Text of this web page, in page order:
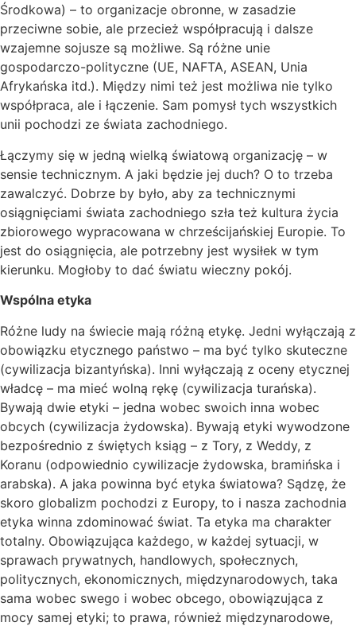
Środkowa) – to organizacje obronne, w zasadzie
przeciwne sobie, ale przecież współpracują i dalsze
wzajemne sojusze są możliwe. Są różne unie
gospodarczo-polityczne (UE, NAFTA, ASEAN, Unia
Afrykańska itd.). Między nimi też jest możliwa nie tylko
współpraca, ale i łączenie. Sam pomysł tych wszystkich
unii pochodzi ze świata zachodniego.
Łączymy się w jedną wielką światową organizację – w
sensie technicznym. A jaki będzie jej duch? O to trzeba
zawalczyć. Dobrze by było, aby za technicznymi
osiągnięciami świata zachodniego szła też kultura życia
zbiorowego wypracowana w chrześcijańskiej Europie. To
jest do osiągnięcia, ale potrzebny jest wysiłek w tym
kierunku. Mogłoby to dać światu wieczny pokój.
Wspólna etyka
Różne ludy na świecie mają różną etykę. Jedni wyłączają z
obowiązku etycznego państwo – ma być tylko skuteczne
(cywilizacja bizantyńska). Inni wyłączają z oceny etycznej
władcę – ma mieć wolną rękę (cywilizacja turańska).
Bywają dwie etyki – jedna wobec swoich inna wobec
obcych (cywilizacja żydowska). Bywają etyki wywodzone
bezpośrednio z świętych ksiąg – z Tory, z Weddy, z
Koranu (odpowiednio cywilizacje żydowska, bramińska i
arabska). A jaka powinna być etyka światowa? Sądzę, że
skoro globalizm pochodzi z Europy, to i nasza zachodnia
etyka winna zdominować świat. Ta etyka ma charakter
totalny. Obowiązująca każdego, w każdej sytuacji, w
sprawach prywatnych, handlowych, społecznych,
politycznych, ekonomicznych, międzynarodowych, taka
sama wobec swego i wobec obcego, obowiązująca z
mocy samej etyki; to prawa, również międzynarodowe,